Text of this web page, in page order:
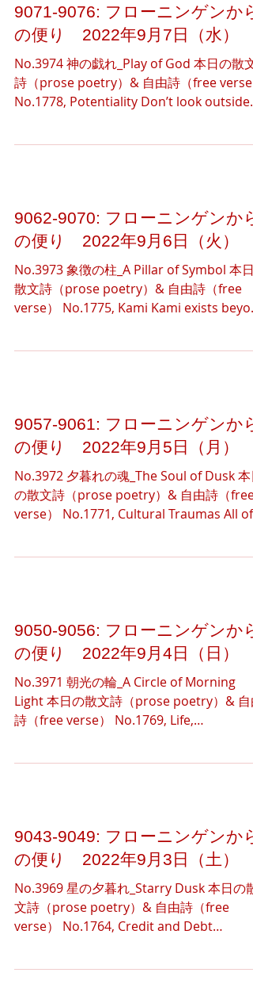
9071-9076: フローニンゲンから
の便り 2022年9月7日（水）
No.3974 神の戯れ_Play of God 本日の散文
詩（prose poetry）& 自由詩（free verse
No.1778, Potentiality Don’t look outside.
9062-9070: フローニンゲンから
の便り 2022年9月6日（火）
No.3973 象徴の柱_A Pillar of Symbol 本日
散文詩（prose poetry）& 自由詩（free
verse） No.1775, Kami Kami exists
9057-9061: フローニンゲンから
の便り 2022年9月5日（月）
No.3972 夕暮れの魂_The Soul of Dusk 本
の散文詩（prose poetry）& 自由詩（free
verse） No.1771, Cultural Traumas All of
9050-9056: フローニンゲンから
の便り 2022年9月4日（日）
No.3971 朝光の輪_A Circle of Morning
Light 本日の散文詩（prose poetry）& 自
詩（free verse） No.1769, Life,
9043-9049: フローニンゲンから
の便り 2022年9月3日（土）
No.3969 星の夕暮れ_Starry Dusk 本日の散
文詩（prose poetry）& 自由詩（free
verse） No.1764, Credit and Debt